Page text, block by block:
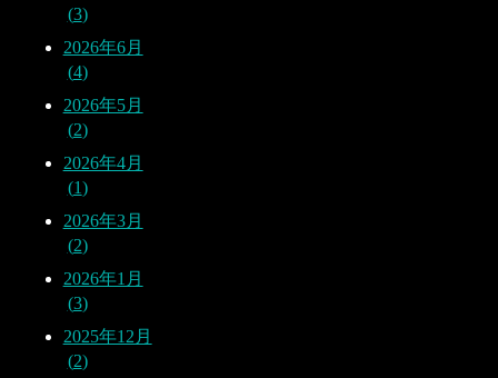
3
2026年6月
4
2026年5月
2
2026年4月
1
2026年3月
2
2026年1月
3
2025年12月
2